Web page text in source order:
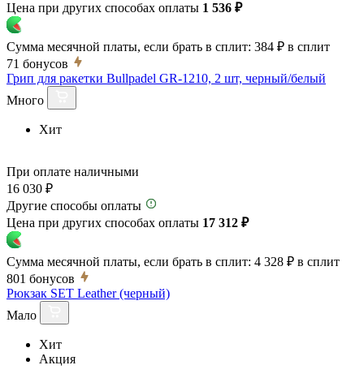
Цена при других способах оплаты 1 536 ₽
Сумма месячной платы, если брать в сплит: 384 ₽ в сплит
71 бонусов
Грип для ракетки Bullpadel GR-1210, 2 шт, черный/белый
Много
Хит
При оплате наличными
16 030 ₽
Другие способы оплаты
Цена при других способах оплаты 17 312 ₽
Сумма месячной платы, если брать в сплит: 4 328 ₽ в сплит
801 бонусов
Рюкзак SET Leather (черный)
Мало
Хит
Акция